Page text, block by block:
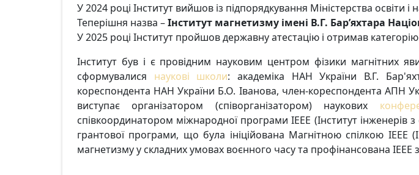
У 2024 році Інститут вийшов із підпорядкування Міністерства
Теперішня назва –Інститут магнетизму імені В.Г. Бар’яхтара
У 2025 році Інститут пройшов державну атестацію і отримав
Інститут був і є провідним науковим центром фізики магнітних
сформувалися наукові школи: академіка НАН України В.Г.
кореспондента НАН України Б.О. Іванова, член-кореспондента АПН
виступає організатором (співорганізатором) наукових
співкоординатором міжнародної програми IEEE (Інститут
грантової програми, що була ініційована Магнітною спілкою IEEE
магнетизму у складних умовах воєнного часу та профінансована IEEE